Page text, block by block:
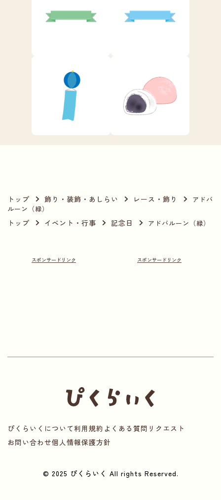
トップ 飾り・装飾・あしらい レース・飾り
アドバ
ルーン（緑）
トップ イベント・行事 記念日 アドバルーン（緑）
ぴくらいくについて利用規約 よくある質問 リクエスト
お問い合わせ個人情報保護方針
© 2025 ぴくらいく All rights Reserved.